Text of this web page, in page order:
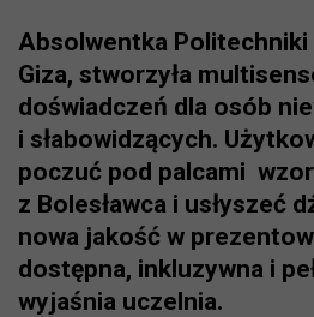
Absolwentka
Giza, stworzyła
doświadczeń dla osób
i słabowidzących.
poczuć pod palcami
z Bolesławca i usłyszeć
nowa jakość w
dostępna, inkluzywna i
wyjaśnia uczelnia.